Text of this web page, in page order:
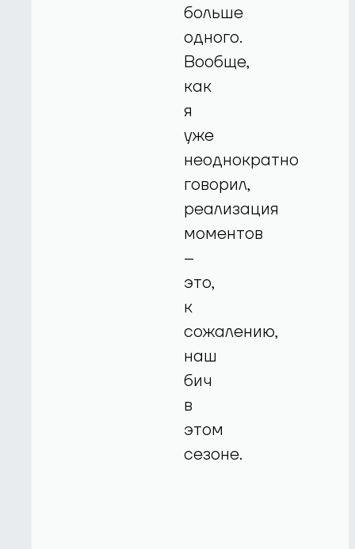
больше
одного.
Вообще,
как
я
уже
неоднократно
говорил,
реализация
моментов
–
это,
к
сожалению,
наш
бич
в
этом
сезоне.